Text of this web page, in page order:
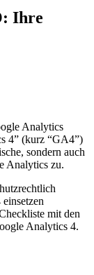
Ihre
Analytics
4” (kurz “GA4”)
sondern auch
Analytics zu.
mit den
Analytics 4.